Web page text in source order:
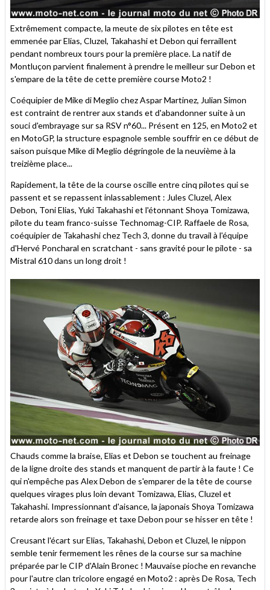
Extrêmement compacte, la meute de six pilotes en tête est
emmenée par Elias, Cluzel, Takahashi et Debon qui ferraillent
pendant nombreux tours pour la première place. La natif de
Montluçon parvient finalement à prendre le meilleur sur Debon et
s'empare de la tête de cette première course Moto2 !
Coéquipier de Mike di Meglio chez Aspar Martinez, Julian Simon
est contraint de rentrer aux stands et d'abandonner suite à un
souci d'embrayage sur sa RSV n°60... Présent en 125, en Moto2 et
en MotoGP, la structure espagnole semble souffrir en ce début de
saison puisque Mike di Meglio dégringole de la neuvième à la
treizième place...
Rapidement, la tête de la course oscille entre cinq pilotes qui se
passent et se repassent inlassablement : Jules Cluzel, Alex
Debon, Toni Elias, Yuki Takahashi et l'étonnant Shoya Tomizawa,
pilote du team franco-suisse Technomag-CIP. Raffaele de Rosa,
coéquipier de Takahashi chez Tech 3, donne du travail à l'équipe
d'Hervé Poncharal en scratchant - sans gravité pour le pilote - sa
Mistral 610 dans un long droit !
Chauds comme la braise, Elias et Debon se touchent au freinage
de la ligne droite des stands et manquent de partir à la faute ! Ce
qui n'empêche pas Alex Debon de s'emparer de la tête de course
quelques virages plus loin devant Tomizawa, Elias, Cluzel et
Takahashi. Impressionnant d'aisance, la japonais Shoya Tomizawa
retarde alors son freinage et taxe Debon pour se hisser en tête !
Creusant l'écart sur Elias, Takahashi, Debon et Cluzel, le nippon
semble tenir fermement les rênes de la course sur sa machine
préparée par le CIP d'Alain Bronec ! Mauvaise pioche en revanche
pour l'autre clan tricolore engagé en Moto2 : après De Rosa, Tech